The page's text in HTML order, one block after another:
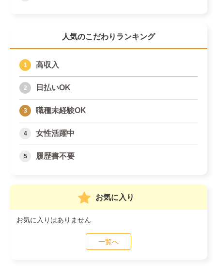
人気のこだわりランキング
高収入
日払いOK
職種未経験OK
女性活躍中
履歴書不要
お気に入り
お気に入りはありません
一覧へ